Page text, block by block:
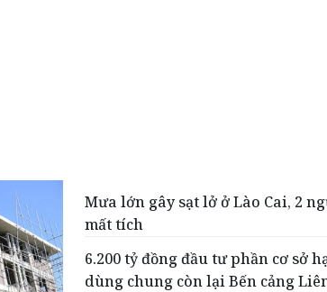
Mưa lớn gây sạt lở ở Lào Cai, 2
mất tích
6.200 tỷ đồng đầu tư phần cơ sở
dùng chung còn lại Bến cảng